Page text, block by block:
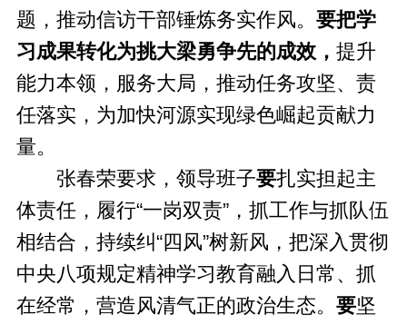
题，推动信访干部锤炼务实作风。 要把学
习成果转化为挑大梁勇争先的成效， 提升
能力本领，服务大局，推动任务攻坚、责
任落实，为加快河源实现绿色崛起贡献力
量。
张春荣要求，领导班子要扎实担起主
体责任，履行“一岗双责”，抓工作与抓队伍
相结合，持续纠“四风”树新风，把深入贯彻
中央八项规定精神学习教育融入日常、抓
在经常，营造风清气正的政治生态。 要坚